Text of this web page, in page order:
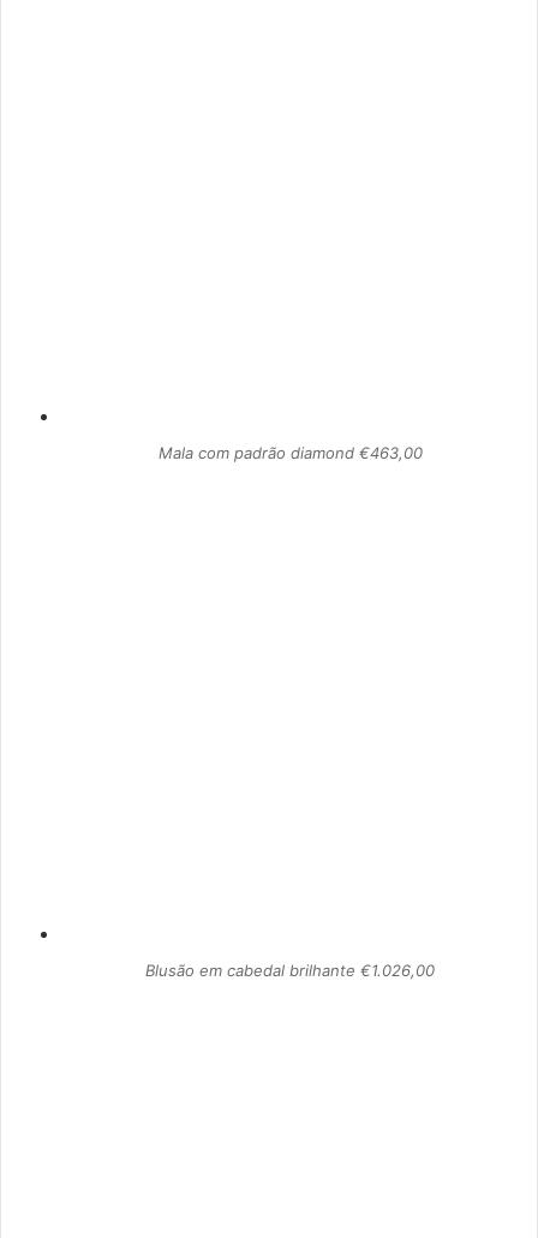
Mala com padrão diamond €463,00
Blusão em cabedal brilhante €1.026,00